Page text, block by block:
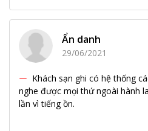
Ẩn danh
29/06/2021
Khách sạn ghi có hệ thống
nghe được mọi thứ ngoài hành
lần vì tiếng ồn.